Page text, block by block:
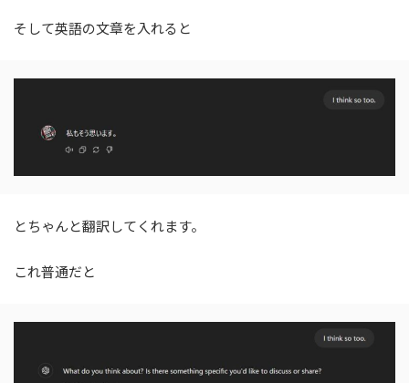
そして英語の文章を入れると
とちゃんと翻訳してくれます。
これ普通だと